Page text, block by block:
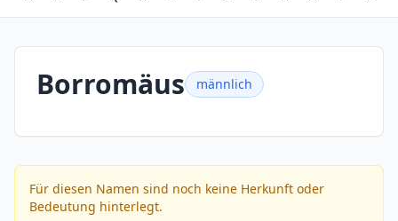
Borromäus männlich
Für diesen Namen sind noch keine Herkunft oder
Bedeutung hinterlegt.